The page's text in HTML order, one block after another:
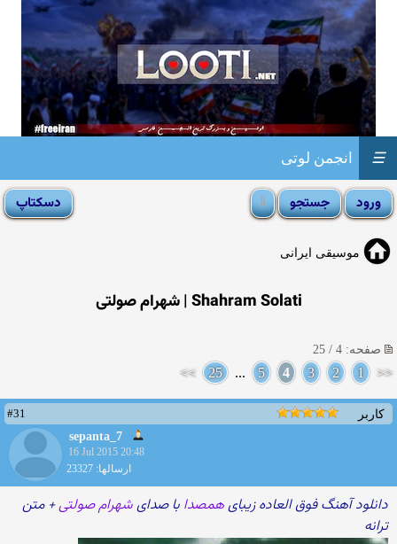
انجمن لوتی ☰
موسیقی ایرانی
Shahram Solati | شهرام صولتی
صفحه: 4 / 25
<<
1
2
3
4
5
...
25
>>
کاربر
#31
sepanta_7
16 Jul 2015 20:48
ارسالها: 23327
دانلود آهنگ فوق العاده زیبایهمصدا با صدایشهرام صولتی+ متن
ترانه